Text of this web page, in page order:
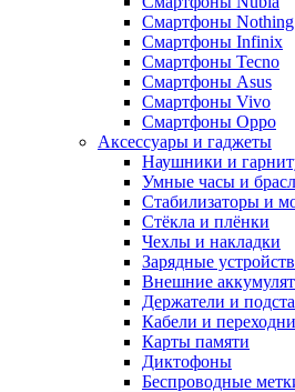
Смартфоны
Смартфоны Infinix
Смартфоны Tecno
Смартфоны Asus
Смартфоны Vivo
Смартфоны Oppo
Аксессуары и гаджеты
Наушники и
Умные часы и
Стабилизаторы и
Стёкла и плёнки
Чехлы и накладки
Зарядные
Внешние
Держатели и
Кабели и
Карты памяти
Диктофоны
Беспроводные